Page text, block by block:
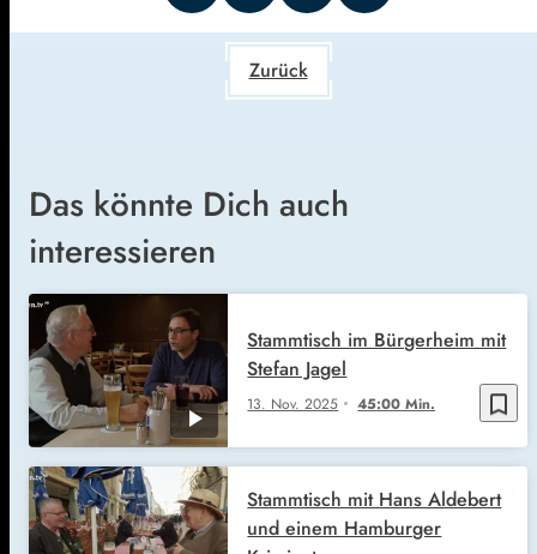
Zurück
Das könnte Dich auch
interessieren
bookmark_border
13. Nov. 2025 45:00 Min.
Stammtisch im Bürgerheim mit
Stefan Jagel
Stammtisch mit Hans Aldebert
und einem Hamburger